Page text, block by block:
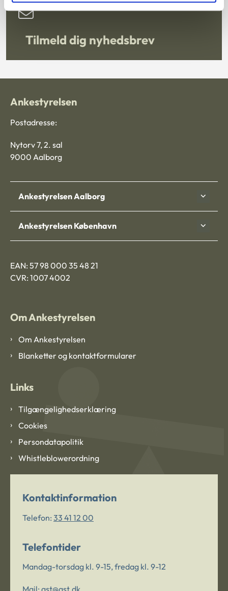
Tilmeld dig nyhedsbrev
Ankestyrelsen
Postadresse:
Nytorv 7, 2. sal
9000 Aalborg
Ankestyrelsen Aalborg
Ankestyrelsen København
EAN: 57 98 000 35 48 21
CVR: 1007 4002
Om Ankestyrelsen
Om Ankestyrelsen
Blanketter og kontaktformularer
Links
Tilgængelighedserklæring
Cookies
Persondatapolitik
Whistleblowerordning
Kontaktinformation
Telefon: 33 41 12 00
Telefontider
Mandag-torsdag kl. 9-15, fredag kl. 9-12